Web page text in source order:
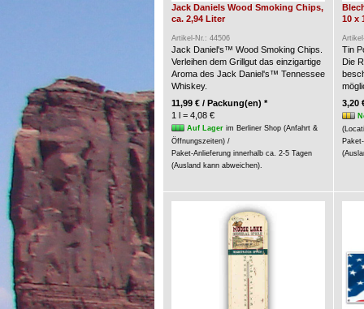
Jack Daniels Wood Smoking Chips,
ca. 2,94 Liter
Artikel-Nr.: 44506
Jack Daniel's™ Wood Smoking Chips.
Verleihen dem Grillgut das einzigartige
Aroma des Jack Daniel's™ Tennessee
Whiskey.
11,99 € / Packung(en) *
1 l = 4,08 €
Auf Lagerim Berliner Shop (Anfahrt &
Öffnungszeiten) /
Paket-Anlieferung innerhalb ca. 2-5 Tagen
(Ausland kann abweichen).
10 x
Tin
Die
3,20